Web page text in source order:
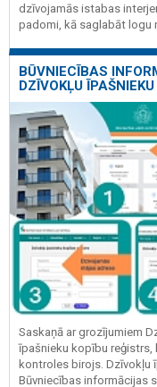
dzīvojamās istabas
padomi, kā saglabāt logu
BŪVNIECĪBAS
DZĪVOKĻU
Saskaņā ar grozījumiem
īpašnieku kopību reģistrs,
kontroles birojs. Dzīvokļu
Būvniecības informācijas